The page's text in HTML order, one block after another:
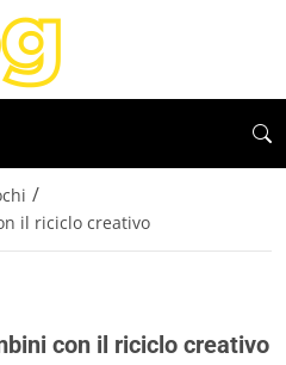
/
il riciclo creativo
con il riciclo creativo